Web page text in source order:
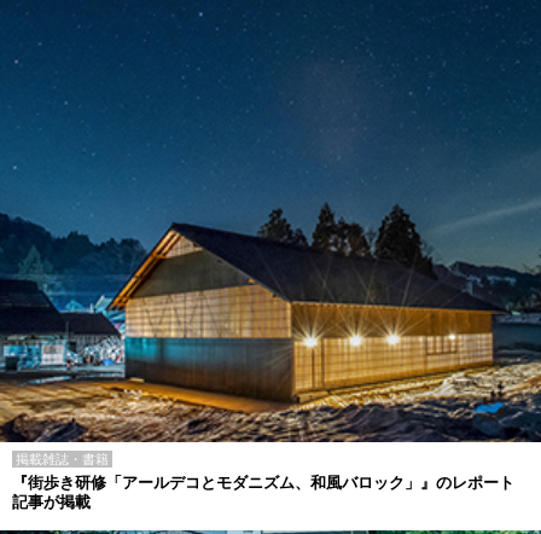
掲載雑誌・書籍
『街歩き研修「アールデコとモダニズム、和風バロック」』のレポート
記事が掲載